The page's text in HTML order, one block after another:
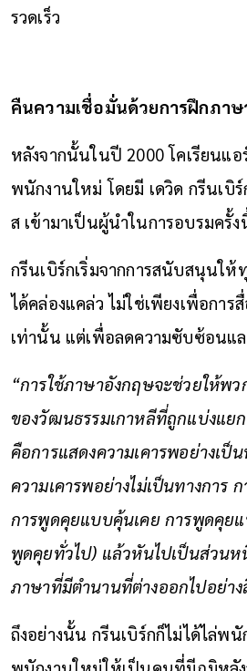
รวดเร็ว
คืนความเชื่อมั่นด้วยการฝึกภาษ
หลังจากนั้นในปี 2000 โคเรียนแ
พนักงานใหม่ โดยมี เดวิด กรีนเบิ
ส เข้ามาเป็นผู้นำในการอบรมครั้ง
กรีนเบิร์กเริ่มจากการสนับสนุนใ
ได้คล่องแคล่ว ไม่ใช่เพียงเพื่อกา
เท่านั้น แต่เพื่อลดความซับซ้อนแ
“การใช้ภาษาอังกฤษจะช่วยให้พ
ของวัฒนธรรมเกาหลีที่ถูกแบ่งแย
คือการแสดงความเคารพอย่างเป็
ความเคารพอย่างไม่เป็นทางการ
การพูดคุยแบบคุ้นเคย การพูดคุย
พูดคุยทั่วไป) แล้วหันไปเป็นส่วน
ภาษาที่มีตำนานที่ต่างออกไปอย่าง
ถึงอย่างนั้น กรีนเบิร์กก็ไม่ได้ไล่พ